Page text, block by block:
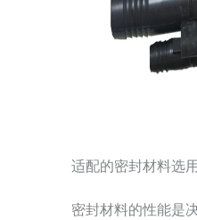
适配的密封材料选
密封材料的性能是